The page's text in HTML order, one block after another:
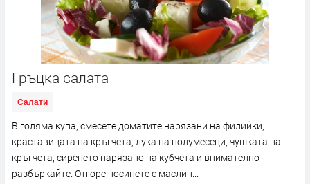
Гръцка салата
Салати
В голяма купа, смесете доматите нарязани на филийки,
краставицата на кръгчета, лука на полумесеци, чушката на
кръгчета, сиренето нарязано на кубчета и внимателно
разбъркайте. Отгоре посипете с маслин...